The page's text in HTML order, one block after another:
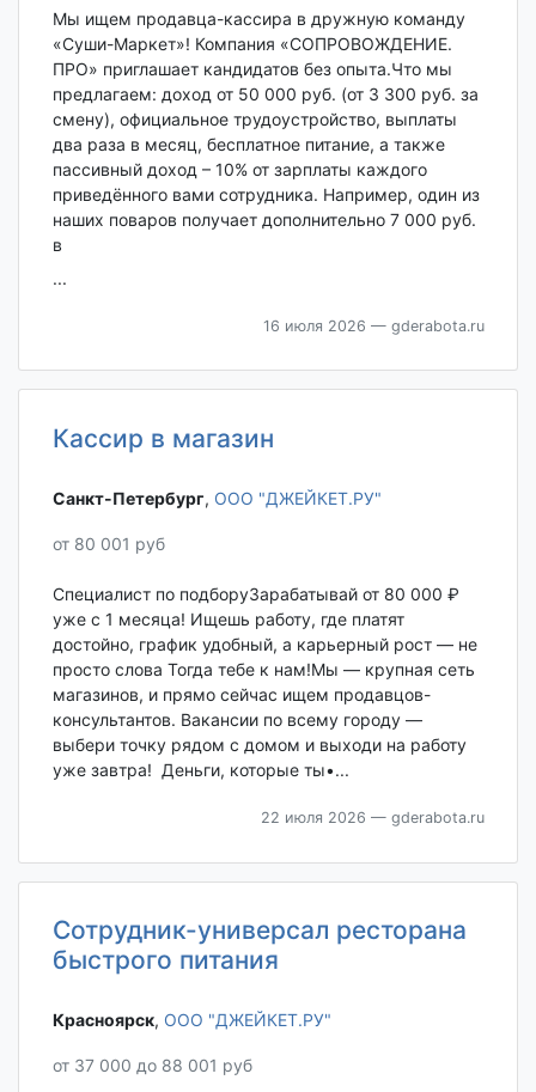
Мы ищем продавца-кассира в дружную команду
«Суши-Маркет»! Компания «СОПРОВОЖДЕНИЕ.
ПРО» приглашает кандидатов без опыта.Что мы
предлагаем: доход от 50 000 руб. (от 3 300 руб. за
смену), официальное трудоустройство, выплаты
два раза в месяц, бесплатное питание, а также
пассивный доход – 10% от зарплаты каждого
приведённого вами сотрудника. Например, один из
наших поваров получает дополнительно 7 000 руб.
в
...
16 июля 2026 — gderabota.ru
Кассир в магазин
Санкт-Петербург‎, ООО "ДЖЕЙКЕТ.РУ"
от 80 001 руб
Специалист по подборуЗарабатывай от 80 000 ₽
уже с 1 месяца! Ищешь работу, где платят
достойно, график удобный, а карьерный рост — не
просто слова Тогда тебе к нам!Мы — крупная сеть
магазинов, и прямо сейчас ищем продавцов-
консультантов. Вакансии по всему городу —
выбери точку рядом с домом и выходи на работу
уже завтра! Деньги, которые ты•...
22 июля 2026 — gderabota.ru
Сотрудник-универсал ресторана
быстрого питания
Красноярск‎, ООО "ДЖЕЙКЕТ.РУ"
от 37 000 до 88 001 руб